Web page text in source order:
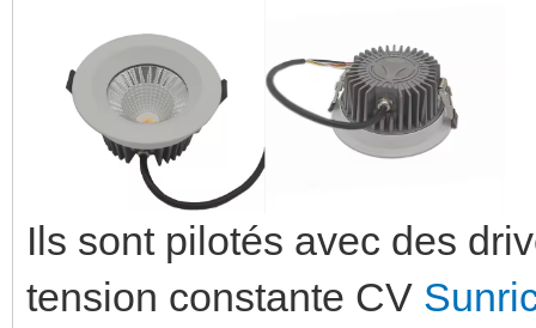
Ils sont pilotés avec des
tension constante CV